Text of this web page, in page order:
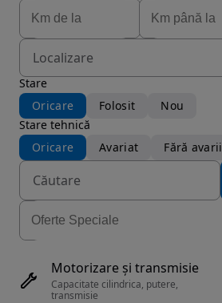
Localizare
Stare
Oricare
Folosit
Nou
Stare tehnică
Oricare
Avariat Fără avarii
Motorizare și transmisie
Capacitate cilindrica, putere,
transmisie